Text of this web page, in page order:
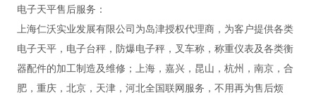
电子天平售后服务：
上海仁沃实业发展有限公司为岛津授权代理商，为客户提供各类
电子天平，电子台秤，防爆电子秤，叉车称，称重仪表及各类衡
器配件的加工制造及维修；上海，嘉兴，昆山，杭州，南京，合
肥，重庆，北京，天津，河北全国联网服务，不用再为售后烦